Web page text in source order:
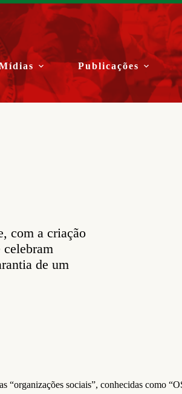
Publicações
com a criação
celebram
de um
sociais”, conhecidas como